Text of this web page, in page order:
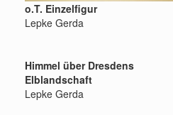
o.T. Einzelfigur
Lepke Gerda
Himmel über Dresdens
Elblandschaft
Lepke Gerda